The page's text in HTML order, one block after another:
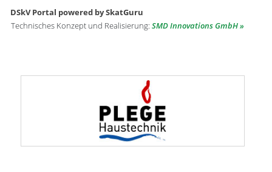
DSkV Portal powered by SkatGuru
Technisches Konzept und Realisierung: SMD Innovations GmbH